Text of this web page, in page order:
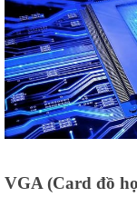
VGA (Card đồ